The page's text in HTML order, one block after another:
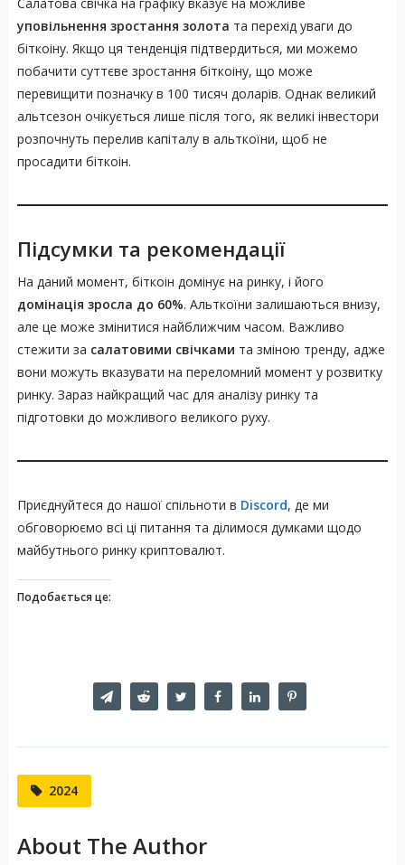
уповільнення зростання золота та перехід уваги до
біткоіну. Якщо ця тенденція підтвердиться, ми можемо
побачити суттєве зростання біткоіну, що може
перевищити позначку в 100 тисяч доларів. Однак великий
альтсезон очікується лише після того, як великі інвестори
розпочнуть перелив капіталу в альткоїни, щоб не
просадити біткоін.
Підсумки та рекомендації
На даний момент, біткоін домінує на ринку, і його
домінація зросла до 60%. Альткоїни залишаються внизу,
але це може змінитися найближчим часом. Важливо
стежити за салатовими свічками та зміною тренду, адже
вони можуть вказувати на переломний момент у розвитку
ринку. Зараз найкращий час для аналізу ринку та
підготовки до можливого великого руху.
Приєднуйтеся до нашої спільноти в Discord, де ми
обговорюємо всі ці питання та ділимося думками щодо
майбутнього ринку криптовалют.
Подобається це:
2024
About The Author